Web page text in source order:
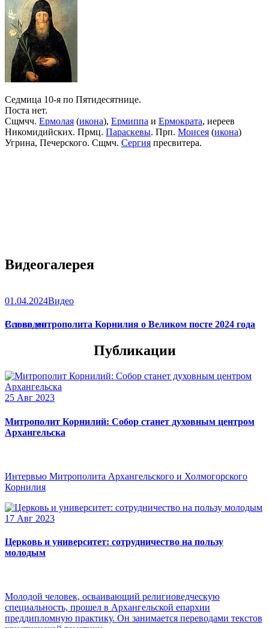
Седмица 10-я по Пятидесятнице.
Поста нет.
Сщмчч. Ермолая (икона), Ермиппа и Ермократа, иереев
Никомидийских. Прмц. Параскевы. Прп. Моисея (икона)
Угрина, Печерского. Сщмч. Сергия пресвитера.
Видеогалерея
01.04.2024Видео
Слово митрополита Корнилия о Великом посте 2024 года
Все видео
Публикации
25 Авг 2023
Митрополит Корнилий: Собор станет духовным центром
Архангельска
Интервью Митрополита Архангельского и Холмогорского
Корнилия
17 Авг 2023
Церковь и университет: сотрудничество на пользу
молодым
Молодой человек, осваивающий религиоведческую
специальность, прошел в Архангельской епархии
преддипломную практику. Он занимается переводами текстов